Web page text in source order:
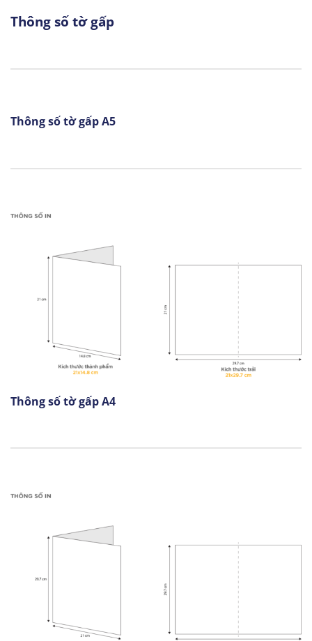
Thông số tờ gấp
Thông số tờ gấp A5
Thông số tờ gấp A4